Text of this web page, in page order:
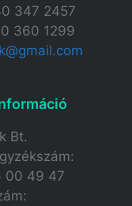
347 2457
360 1299
Bt.
00 49 47